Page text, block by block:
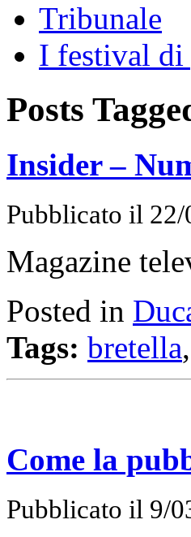
Tribunale
I festival di
Posts
Insider –
Pubblicato il
Magazine
Posted in
Tags: bretella,
Come la
Pubblicato il 9/